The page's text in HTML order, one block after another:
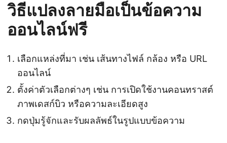
วิธีแปลงลายมือเป็นข้อความ
ออนไลน์ฟรี
เลือกแหล่งที่มา เช่น เส้นทางไฟล์ กล้อง หรือ URL
ออนไลน์
ตั้งค่าตัวเลือกต่างๆ เช่น การเปิดใช้งานคอนทราสต์
ภาพเดสก์บิว หรือความละเอียดสูง
กดปุ่มรู้จักและรับผลลัพธ์ในรูปแบบข้อความ